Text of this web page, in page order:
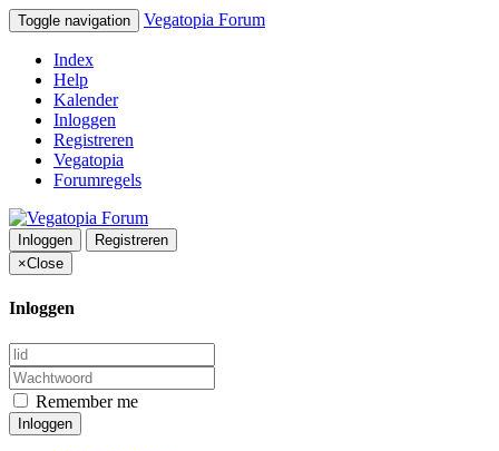
Toggle navigation Vegatopia Forum
Index
Help
Kalender
Inloggen
Registreren
Vegatopia
Forumregels
Inloggen
Registreren
×Close
Inloggen
Remember me
Inloggen